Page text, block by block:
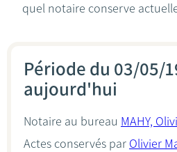
quel notaire conserve
Période du 03/05/
aujourd'hui
Notaire au bureau MAHY,
Actes conservés par Olivier